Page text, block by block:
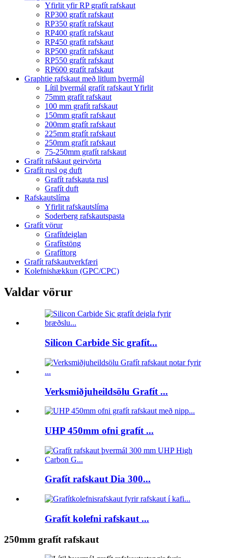
Yfirlit yfir RP grafít rafskaut
RP300 grafít rafskaut
RP350 grafít rafskaut
RP400 grafít rafskaut
RP450 grafít rafskaut
RP500 grafít rafskaut
RP550 grafít rafskaut
RP600 grafít rafskaut
Graphtie rafskaut með litlum þvermál
Lítil þvermál grafít rafskaut Yfirlit
75mm grafít rafskaut
100 mm grafít rafskaut
150mm grafít rafskaut
200mm grafít rafskaut
225mm grafít rafskaut
250mm grafít rafskaut
75-250mm grafít rafskaut
Grafít rafskaut geirvörta
Grafít rusl og duft
Grafít rafskauta rusl
Grafít duft
Rafskautslíma
Yfirlit rafskautslíma
Soderberg rafskautspasta
Grafít vörur
Grafítdeiglan
Grafítstöng
Grafíttorg
Grafít rafskautverkfæri
Kolefnishækkun (GPC/CPC)
Valdar vörur
Silicon Carbide Sic grafít...
Verksmiðjuheildsölu Grafít ...
UHP 450mm ofni grafít ...
Grafít rafskaut Dia 300...
Grafít kolefni rafskaut ...
250mm grafít rafskaut